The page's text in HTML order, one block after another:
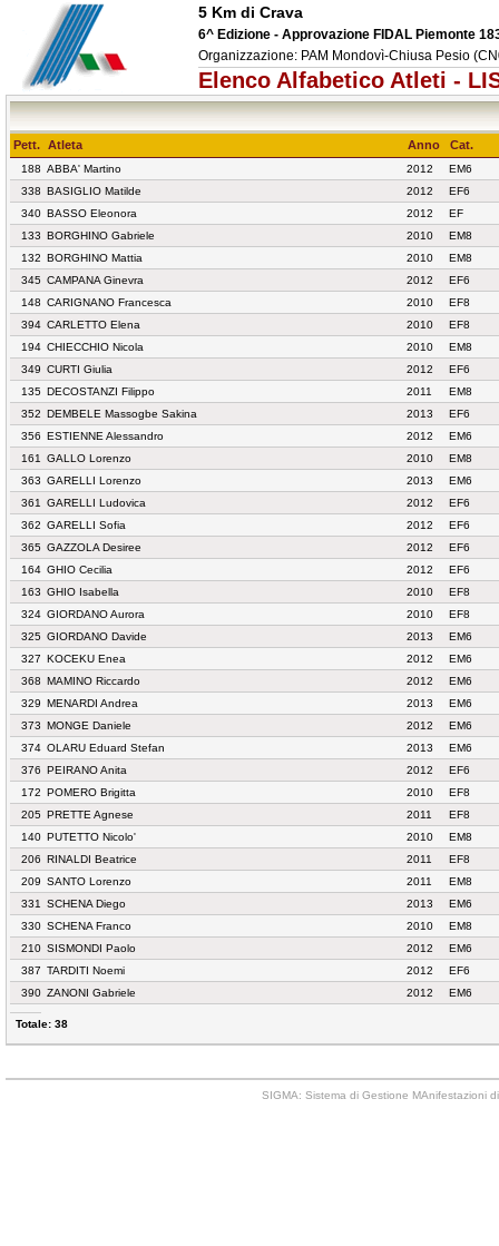
5 Km di Crava
6^ Edizione - Approvazione FIDAL Piemonte
Organizzazione: PAM Mondovì-Chiusa Pesio
Elenco Alfabetico Atleti -
Pett. Atleta Anno Cat.
188 ABBA' Martino 2012
EM6
338 BASIGLIO Matilde 2012
EF6
340 BASSO Eleonora 2012
EF
133 BORGHINO Gabriele 2010
EM8
132 BORGHINO Mattia 2010
EM8
345 CAMPANA Ginevra 2012
EF6
148 CARIGNANO Francesca 2010
EF8
394 CARLETTO Elena 2010
EF8
194 CHIECCHIO Nicola 2010
EM8
349 CURTI Giulia 2012
EF6
135 DECOSTANZI Filippo 2011
EM8
352 DEMBELE Massogbe Sakina 2013
EF6
356 ESTIENNE Alessandro 2012
EM6
161
GALLO Lorenzo 2010
EM8
363 GARELLI Lorenzo 2013
EM6
361
GARELLI Ludovica 2012
EF6
362 GARELLI Sofia 2012
EF6
365 GAZZOLA Desiree 2012
EF6
164 GHIO Cecilia 2012
EF6
163 GHIO Isabella 2010
EF8
324 GIORDANO Aurora 2010
EF8
325 GIORDANO Davide 2013
EM6
327 KOCEKU Enea 2012
EM6
368 MAMINO Riccardo 2012
EM6
329 MENARDI Andrea 2013
EM6
373 MONGE Daniele 2012
EM6
374 OLARU Eduard Stefan 2013
EM6
376 PEIRANO Anita 2012
EF6
172 POMERO Brigitta 2010
EF8
205 PRETTE Agnese 2011
EF8
140 PUTETTO Nicolo' 2010
EM8
206 RINALDI Beatrice 2011
EF8
209 SANTO Lorenzo 2011
EM8
331
SCHENA Diego 2013
EM6
330 SCHENA Franco 2010
EM8
210 SISMONDI Paolo 2012
EM6
387 TARDITI Noemi 2012
EF6
390 ZANONI Gabriele 2012 EM6
Totale: 38
SIGMA: Sistema di Gestione MAnifestazioni